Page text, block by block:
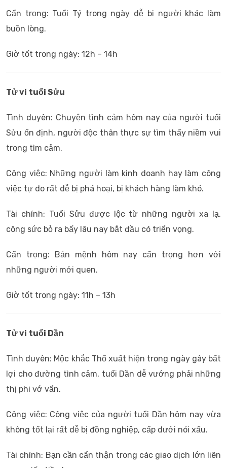
Cẩn trọng: Tuổi Tý trong ngày dễ bị người khác làm
buồn lòng.
Giờ tốt trong ngày: 12h – 14h
Tử vi tuổi Sửu
Tình duyên: Chuyện tình cảm hôm nay của người tuổi
Sửu ổn định, người độc thân thực sự tìm thấy niềm vui
trong tìm cảm.
Công việc: Những người làm kinh doanh hay làm công
việc tự do rất dễ bị phá hoại, bị khách hàng làm khó.
Tài chính: Tuổi Sửu được lộc từ những người xa lạ,
công sức bỏ ra bấy lâu nay bắt đầu có triển vọng.
Cẩn trọng: Bản mệnh hôm nay cẩn trọng hơn với
những người mới quen.
Giờ tốt trong ngày: 11h – 13h
Tử vi tuổi Dần
Tình duyên: Mộc khắc Thổ xuất hiện trong ngày gây bất
lợi cho đường tình cảm, tuổi Dần dễ vướng phải những
thị phi vớ vẩn.
Công việc: Công việc của người tuổi Dần hôm nay vừa
không tốt lại rất dễ bị đồng nghiệp, cấp dưới nói xấu.
Tài chính: Bạn cần cẩn thận trong các giao dịch lớn liên